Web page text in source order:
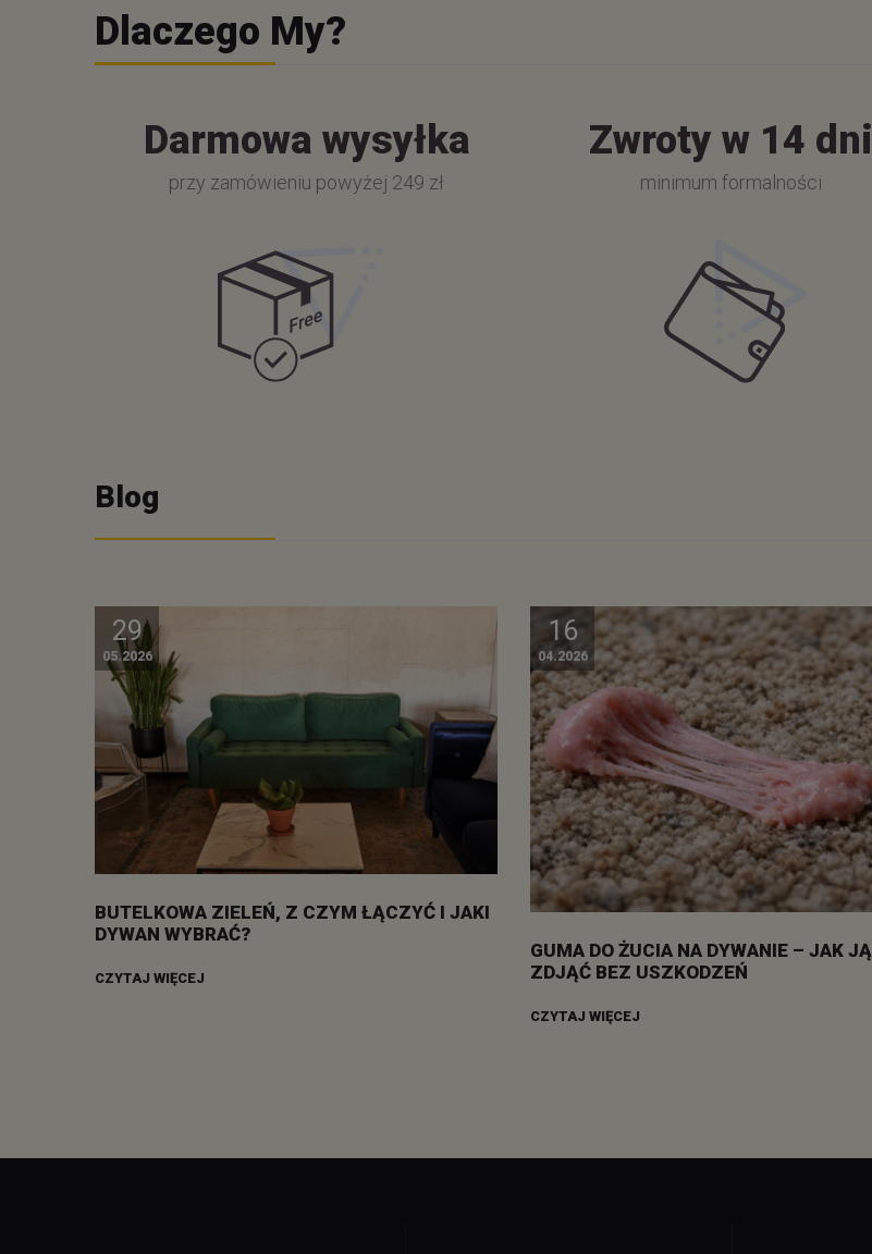
Dlaczego My?
Darmowa wysyłka
przy zamówieniu powyżej 249 zł
Zwroty w 14 dni
minimum formalności
Blog
29
05.2026
BUTELKOWA ZIELEŃ, Z CZYM ŁĄCZYĆ I JAKI
DYWAN WYBRAĆ?
CZYTAJ WIĘCEJ
16
04.2026
GUMA DO ŻUCIA NA DYWANIE – JAK JĄ
ZDJĄĆ BEZ USZKODZEŃ
CZYTAJ WIĘCEJ